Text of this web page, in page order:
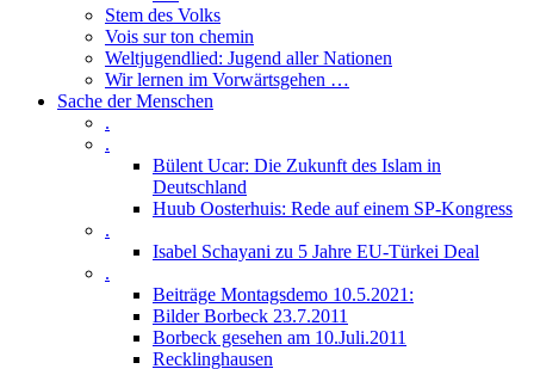
Stem des Volks
Vois sur ton chemin
Weltjugendlied: Jugend aller Nationen
Wir lernen im Vorwärtsgehen …
Sache der Menschen
.
.
Bülent Ucar: Die Zukunft des Islam in
Deutschland
Huub Oosterhuis: Rede auf einem SP-Kongress
.
Isabel Schayani zu 5 Jahre EU-Türkei Deal
.
Beiträge Montagsdemo 10.5.2021:
Bilder Borbeck 23.7.2011
Borbeck gesehen am 10.Juli.2011
Recklinghausen